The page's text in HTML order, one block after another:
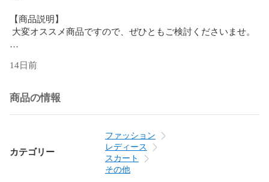
【商品説明】
大変オススメ商品ですので、ぜひともご検討くださいませ。
SA/A…極めて美品・使用感のほとんどない中古品
B…美品・目立つ傷や汚れなどがない比較的綺麗な中古品
C…中古品・わずかな使用感や傷、汚れなど
D…少々状態の悪い中古品・目立つ傷や使用感、汚れなど
E... 状態の悪い中古品・経年劣化以外の傷や汚れが目立つ
14日前
商品の情報
カテゴリー
ファッション
レディース
スカート
その他